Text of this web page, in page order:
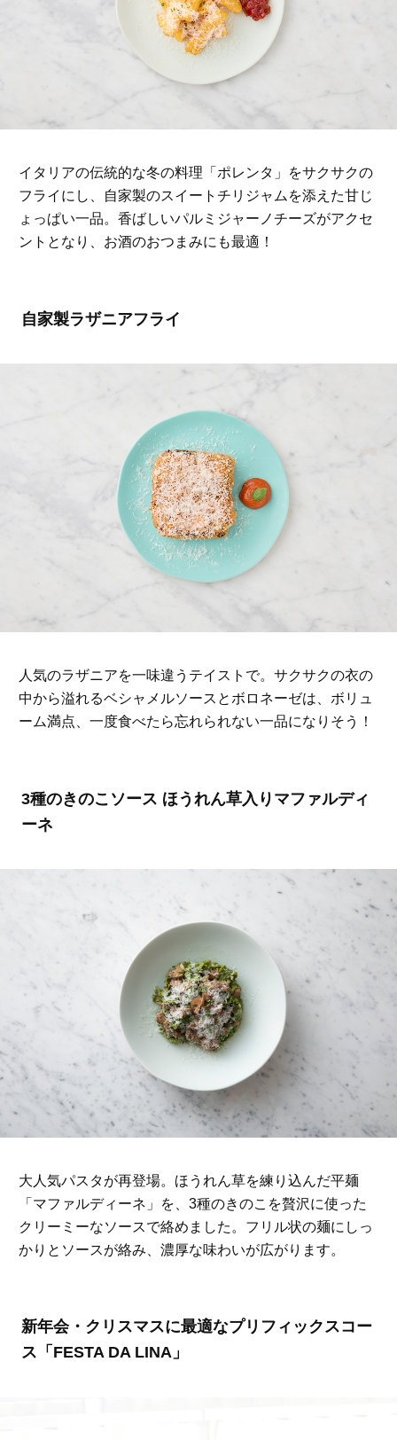
イタリアの伝統的な冬の料理「ポレンタ」をサクサクの
フライにし、自家製のスイートチリジャムを添えた甘じ
ょっぱい一品。香ばしいパルミジャーノチーズがアクセ
ントとなり、お酒のおつまみにも最適！
自家製ラザニアフライ
人気のラザニアを一味違うテイストで。サクサクの衣の
中から溢れるベシャメルソースとボロネーゼは、ボリュ
ーム満点、一度食べたら忘れられない一品になりそう！
3種のきのこソース ほうれん草入りマファルディ
ーネ
大人気パスタが再登場。ほうれん草を練り込んだ平麺
「マファルディーネ」を、3種のきのこを贅沢に使った
クリーミーなソースで絡めました。フリル状の麺にしっ
かりとソースが絡み、濃厚な味わいが広がります。
新年会・クリスマスに最適なプリフィックスコー
ス「FESTA DA LINA」